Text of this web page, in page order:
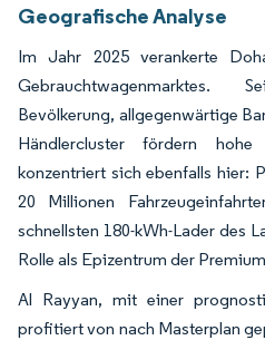
Geografische Analyse
Im Jahr 2025 verankerte
Gebrauchtwagenmarktes.
Bevölkerung, allgegenwärtige
Händlercluster fördern hohe
konzentriert sich ebenfalls hier:
20 Millionen
schnellsten 180-kWh-Lader des
Rolle als Epizentrum der
Al Rayyan, mit einer
profitiert von nach Masterplan